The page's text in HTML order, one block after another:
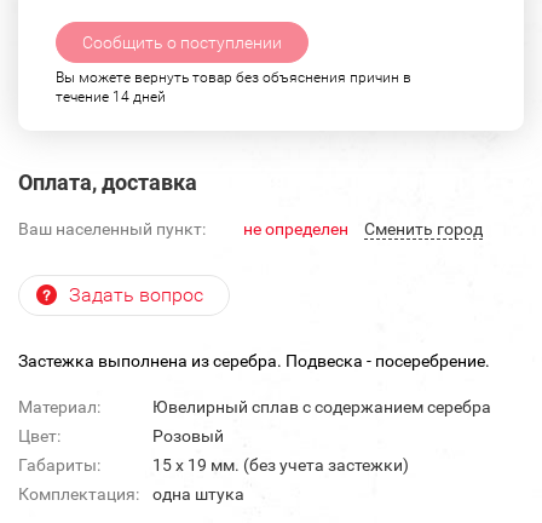
Сообщить о поступлении
Вы можете вернуть товар без объяснения причин в
течение 14 дней
Оплата, доставка
Ваш населенный пункт: не определен Cменить город
Задать вопрос
Застежка выполнена из серебра. Подвеска - посеребрение.
Материал:
Ювелирный сплав с содержанием серебра
Цвет:
Розовый
Габариты:
15 х 19 мм. (без учета застежки)
Комплектация:
одна штука